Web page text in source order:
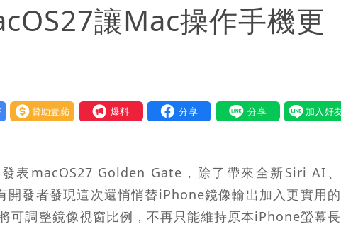
讓Mac操作手機更
贊助壹蘋 我要爆料
表macOS27 Golden Gate，除了帶來全新Siri AI、
發者發現這次還悄悄替iPhone鏡像輸出加入更實用的
可調整鏡像視窗比例，不再只能維持原本iPhone螢幕長